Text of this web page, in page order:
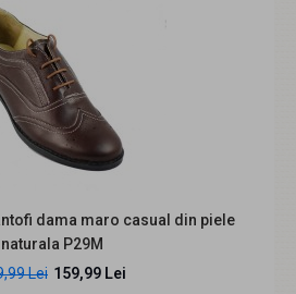
din piele naturala cu talpa tip
pana LP3550BEJ
198,99 Lei
dama casual din piele naturala.
dama maro casual din piele
naturala P29M
Lei 159,99 Lei